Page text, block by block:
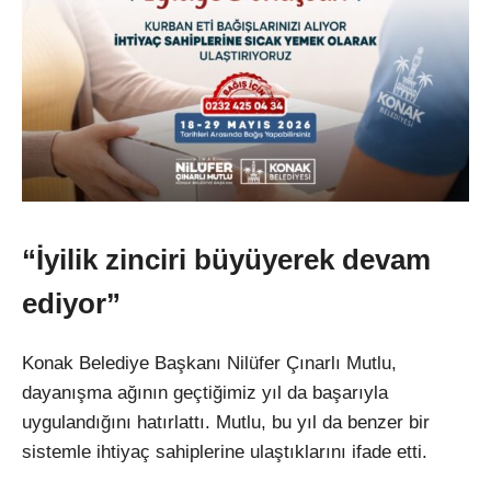
“İyilik zinciri büyüyerek devam
ediyor”
Konak Belediye Başkanı Nilüfer Çınarlı Mutlu,
dayanışma ağının geçtiğimiz yıl da başarıyla
uygulandığını hatırlattı. Mutlu, bu yıl da benzer bir
sistemle ihtiyaç sahiplerine ulaştıklarını ifade etti.